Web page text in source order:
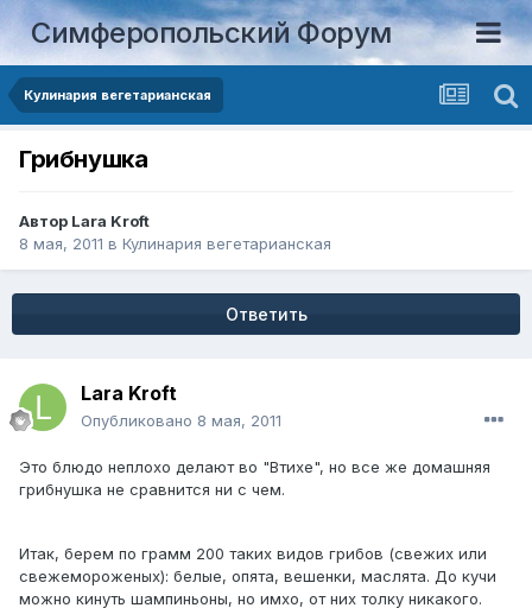
Симферопольский Форум
Кулинария вегетарианская
Грибнушка
Автор Lara Kroft
8 мая, 2011 в Кулинария вегетарианская
Ответить
Lara Kroft
Опубликовано 8 мая, 2011
Это блюдо неплохо делают во "Втихе", но все же домашняя
грибнушка не сравнится ни с чем.
Итак, берем по грамм 200 таких видов грибов (свежих или
свежемороженых): белые, опята, вешенки, маслята. До кучи
можно кинуть шампиньоны, но имхо, от них толку никакого.